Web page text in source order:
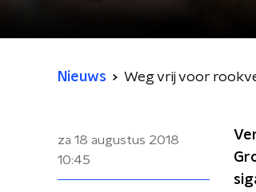
Nieuws Weg vrij voor
za 18 augustus 2018
10:45